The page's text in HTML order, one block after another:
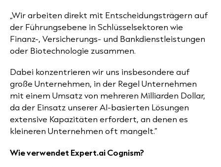
„Wir arbeiten direkt mit Entscheidungsträgern auf
der Führungsebene in Schlüsselsektoren wie
Finanz-, Versicherungs- und Bankdienstleistungen
oder Biotechnologie zusammen.
Dabei konzentrieren wir uns insbesondere auf
große Unternehmen, in der Regel Unternehmen
mit einem Umsatz von mehreren Milliarden Dollar,
da der Einsatz unserer AI-basierten Lösungen
extensive Kapazitäten erfordert, an denen es
kleineren Unternehmen oft mangelt.“
Wie verwendet Expert.ai Cognism?